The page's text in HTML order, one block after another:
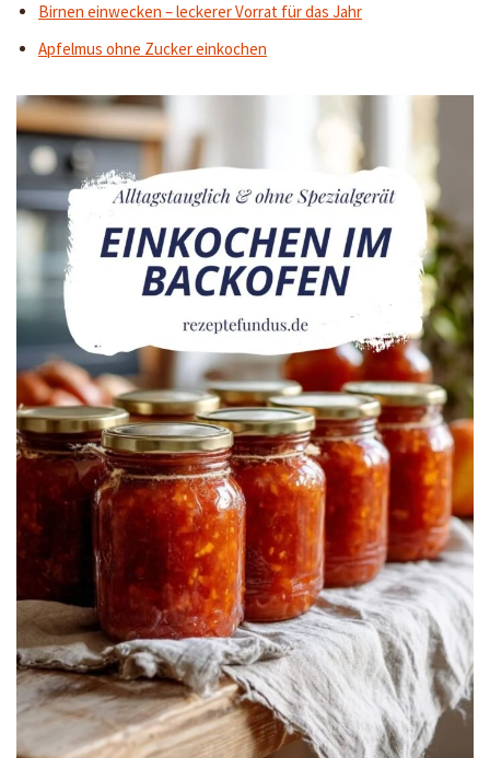
Birnen einwecken – leckerer Vorrat für das Jahr
Apfelmus ohne Zucker einkochen